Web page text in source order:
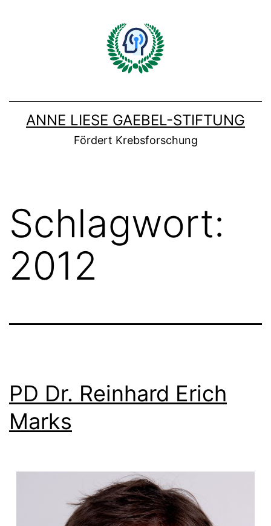
ANNE LIESE GAEBEL-STIFTUNG
Fördert Krebsforschung
Schlagwort:
2012
PD Dr. Reinhard Erich
Marks